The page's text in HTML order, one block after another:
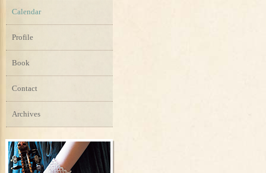
Calendar
Profile
Book
Contact
Archives